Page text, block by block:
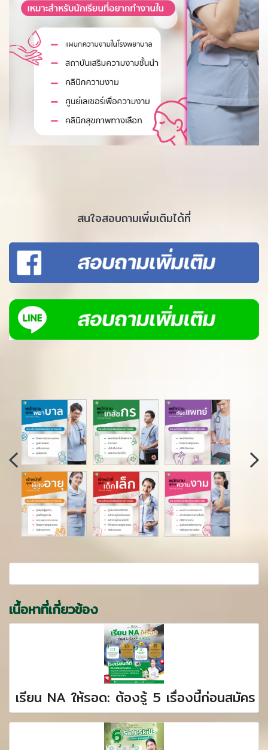
สนใจสอบถามเพิ่มเติมได้ที่
เนื้อหาที่เกี่ยวข้อง
เรียน NA ให้รอด: ต้องรู้ 5 เรื่องนี้ก่อนสมัคร